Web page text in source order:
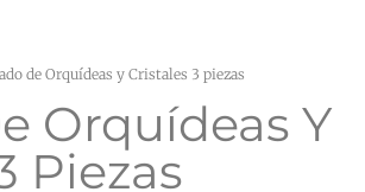
de Orquídeas y Cristales 3 piezas
Orquídeas Y
Piezas